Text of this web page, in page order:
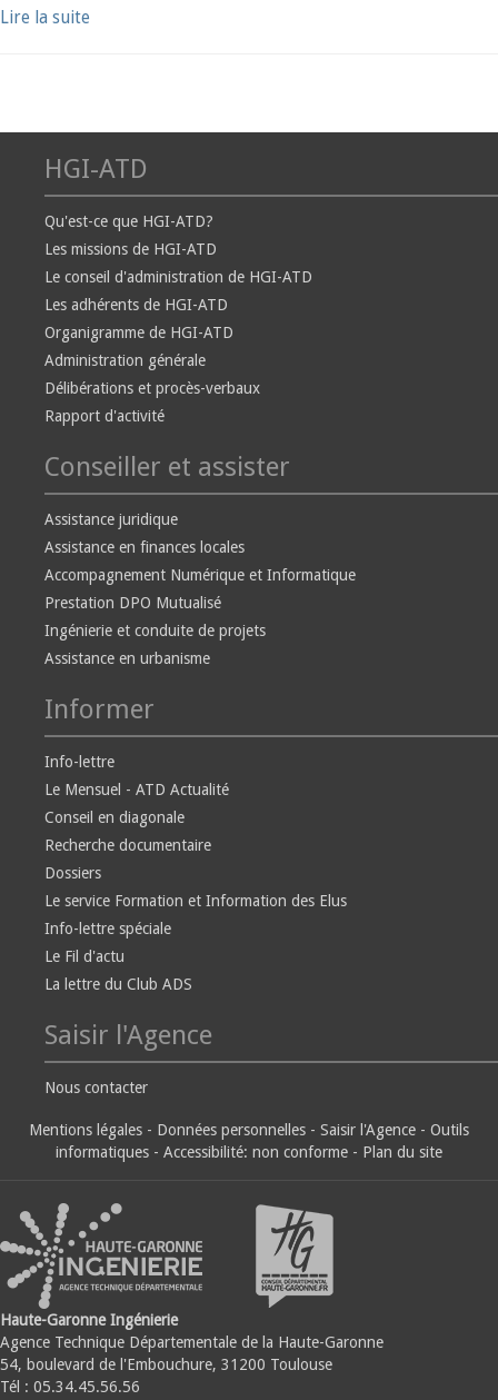
Lire la suite
HGI-ATD
Qu'est-ce que HGI-ATD?
Les missions de HGI-ATD
Le conseil d'administration de HGI-ATD
Les adhérents de HGI-ATD
Organigramme de HGI-ATD
Administration générale
Délibérations et procès-verbaux
Rapport d'activité
Conseiller et assister
Assistance juridique
Assistance en finances locales
Accompagnement Numérique et Informatique
Prestation DPO Mutualisé
Ingénierie et conduite de projets
Assistance en urbanisme
Informer
Info-lettre
Le Mensuel - ATD Actualité
Conseil en diagonale
Recherche documentaire
Dossiers
Le service Formation et Information des Elus
Info-lettre spéciale
Le Fil d'actu
La lettre du Club ADS
Saisir l'Agence
Nous contacter
Mentions légales - Données personnelles - Saisir l'Agence - Outils
informatiques - Accessibilité: non conforme - Plan du site
Haute-Garonne Ingénierie
Agence Technique Départementale de la Haute-Garonne
54, boulevard de l'Embouchure, 31200 Toulouse
Tél : 05.34.45.56.56